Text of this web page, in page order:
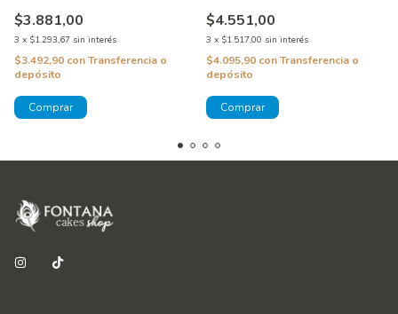
$3.881,00
3 x $1.293,67 sin interés
$3.492,90 conTransferencia o
depósito
$4.551,00
3 x $1.517,00 sin interés
$4.095,90 conTransferencia o
depósito